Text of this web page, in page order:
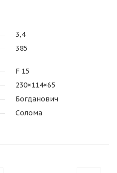
3,4
385
F 15
230×114×65
Богданович
Солома